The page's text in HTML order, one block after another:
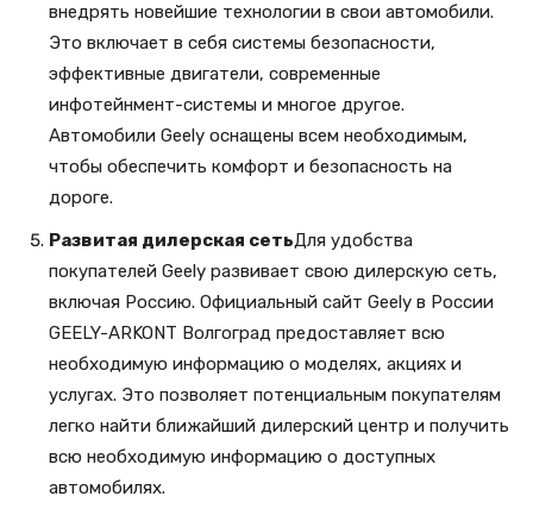
внедрять новейшие технологии в свои автомобили.
Это включает в себя системы безопасности,
эффективные двигатели, современные
инфотейнмент-системы и многое другое.
Автомобили Geely оснащены всем необходимым,
чтобы обеспечить комфорт и безопасность на
дороге.
Развитая дилерская сетьДля удобства
покупателей Geely развивает свою дилерскую сеть,
включая Россию. Официальный сайт Geely в России
GEELY-ARKONT Волгоград предоставляет всю
необходимую информацию о моделях, акциях и
услугах. Это позволяет потенциальным покупателям
легко найти ближайший дилерский центр и получить
всю необходимую информацию о доступных
автомобилях.